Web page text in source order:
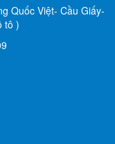
Quốc Việt- Cầu Giấy-
tô )